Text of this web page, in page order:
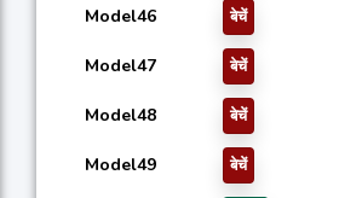
Model46 बेचें
Model47 बेचें
Model48 बेचें
Model49 बेचें